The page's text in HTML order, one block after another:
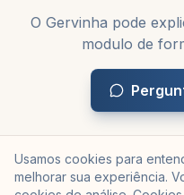
O Gervinha pode
modulo de
Usamos cookies para
melhorar sua experiência.